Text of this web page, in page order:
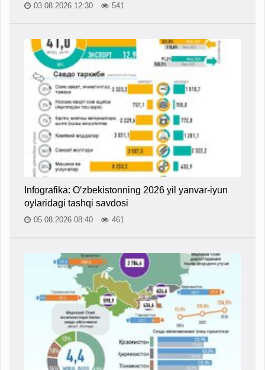
03.08.2026 12:30 541
Infografika: O‘zbekistonning 2026 yil yanvar-iyun
oylaridagi tashqi savdosi
05.08.2026 08:40 461